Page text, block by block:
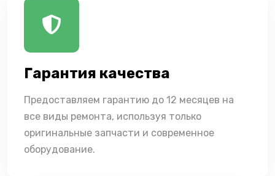
Гарантия качества
Предоставляем гарантию до 12 месяцев на
все виды ремонта, используя только
оригинальные запчасти и современное
оборудование.